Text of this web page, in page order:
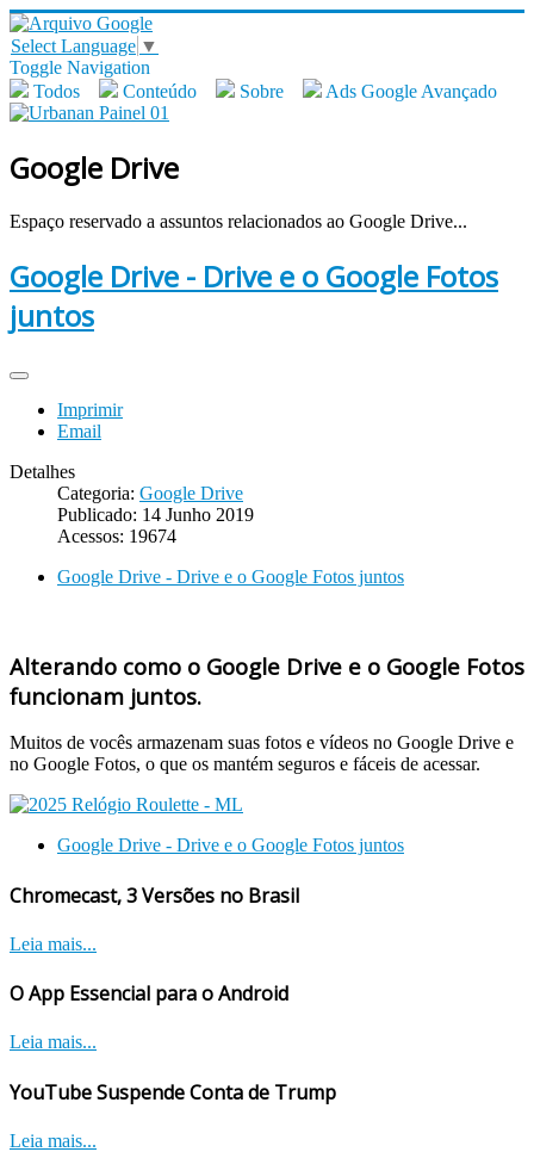
Select Language ▼
Toggle Navigation
Todos
Conteúdo Sobre Ads Google Avançado
Google Drive
Espaço reservado a assuntos relacionados ao Google Drive...
Google Drive - Drive e o Google Fotos
juntos
Imprimir
Email
Detalhes
Categoria: Google Drive
Publicado: 14 Junho 2019
Acessos: 19674
Google Drive - Drive e o Google Fotos juntos
Alterando como o Google Drive e o Google Fotos
funcionam juntos.
Muitos de vocês armazenam suas fotos e vídeos no Google Drive e
no Google Fotos, o que os mantém seguros e fáceis de acessar.
Google Drive - Drive e o Google Fotos juntos
Chromecast, 3 Versões no Brasil
Leia mais...
O App Essencial para o Android
Leia mais...
YouTube Suspende Conta de Trump
Leia mais...